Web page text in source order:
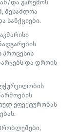
და გარემოს
შესაძლოა
სანქციები.
პროცესის
და დროის
ეფექტურობას